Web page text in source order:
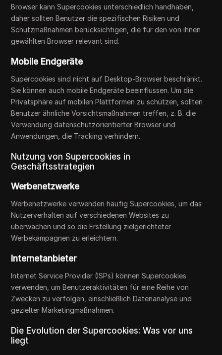
Browser kann Supercookies unterschiedlich handhaben,
daher sollten Benutzer die spezifischen Risiken und
Schutzmaßnahmen berücksichtigen, die für den von ihnen
gewählten Browser relevant sind.
Mobile Endgeräte
Supercookies sind nicht auf Desktop-Browser beschränkt.
Sie können auch mobile Endgeräte beeinflussen. Um die
Privatsphäre auf mobilen Plattformen zu schützen, sollten
Benutzer ähnliche Vorsichtsmaßnahmen treffen, z. B. die
Verwendung datenschutzorientierter Browser und
Anwendungen, die Tracking verhindern.
Nutzung von Supercookies in
Geschäftsstrategien
Werbenetzwerke
Werbenetzwerke verwenden häufig Supercookies, um das
Nutzerverhalten auf verschiedenen Websites zu
überwachen und so die Erstellung zielgerichteter
Werbekampagnen zu erleichtern.
Internetanbieter
Internet Service Provider (ISPs) können Supercookies
verwenden, um Benutzeraktivitäten für eine Reihe von
Zwecken zu verfolgen, einschließlich Datenanalyse und
gezielter Marketingmaßnahmen.
Die Evolution der Supercookies: Was vor uns
liegt